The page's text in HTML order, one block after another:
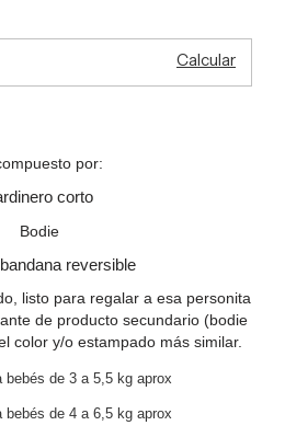
Calcular
por:
corto
Bodie
reversible
listo para regalar a esa personita
de producto secundario (bodie
color y/o estampado más similar.
bebés de 3 a 5,5 kg aprox
bebés de 4 a 6,5 kg aprox